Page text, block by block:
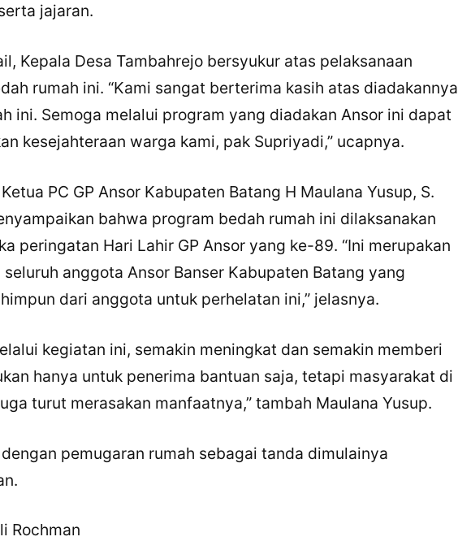
jajaran.
Kepala Desa Tambahrejo bersyukur atas pelaksanaan
rumah ini. “Kami sangat berterima kasih atas diadakannya
ini. Semoga melalui program yang diadakan Ansor ini dapat
kesejahteraan warga kami, pak Supriyadi,” ucapnya.
PC GP Ansor Kabupaten Batang H Maulana Yusup, S.
bahwa program bedah rumah ini dilaksanakan
peringatan Hari Lahir GP Ansor yang ke-89. “Ini merupakan
anggota Ansor Banser Kabupaten Batang yang
dari anggota untuk perhelatan ini,” jelasnya.
kegiatan ini, semakin meningkat dan semakin memberi
hanya untuk penerima bantuan saja, tetapi masyarakat di
turut merasakan manfaatnya,” tambah Maulana Yusup.
pemugaran rumah sebagai tanda dimulainya
Rochman
Salin Tautan Artikel